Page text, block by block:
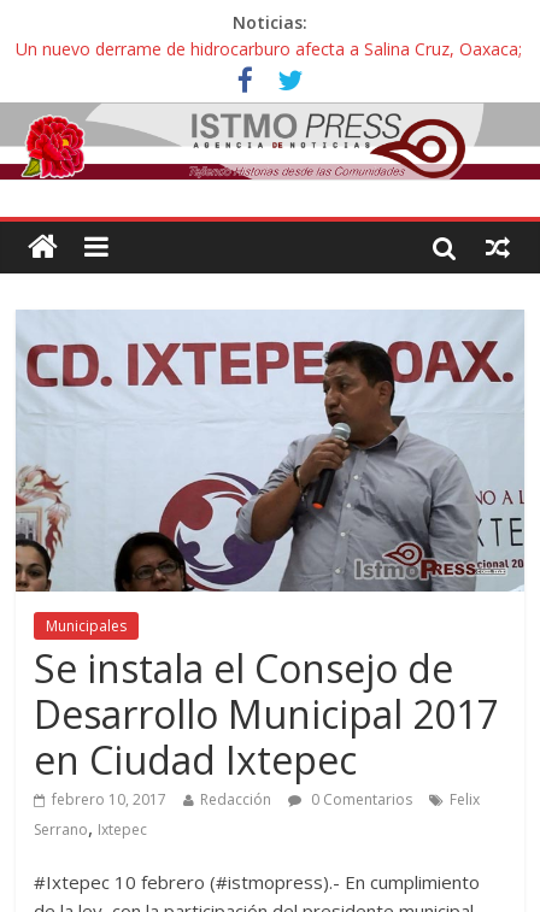
Noticias:
Un nuevo derrame de hidrocarburo afecta a Salina Cruz, Oaxaca;
ahora pescadores de Salinas del Marqués denuncian daños de
Pemex
Ángel, el joven autista expulsado por la Universidad Bienestar de
Ixtepec, Oaxaca vuelve a las aulas tras amparo
Familiares de periodista Alejandro Leyva se reúnen con titular de
intelectuales de su asesinato
Alertan pescadores de Juchitán, Oaxaca de nuevo despojo de su
Pescadores y comuneros ikoots detienen la extracción ilegal de
material pétreo de gravera Oyamel
Municipales
Se instala el Consejo de
Desarrollo Municipal 2017
en Ciudad Ixtepec
febrero 10, 2017 Redacción 0 Comentarios
Felix
Serrano, Ixtepec
#Ixtepec 10 febrero (#istmopress).- En cumplimiento